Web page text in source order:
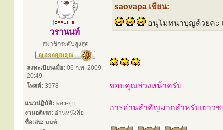
วรานนท์
สมาชิกระดับสูงสุด
ลงทะเบียนเมื่อ: 06 ก.พ. 2009,
20:49
โพสต์: 3978
แนวปฏิบัติ: พอง-ยุบ
งานอดิเรก: อ่านหนังสือ
ชื่อเล่น: นนท์
saovapa เขียน:
อนุโมทนาบุญด้วยคะ
ขอบคุณล่วงหน้าครับ
การอ่านสำคัญมากสำหรับเยาว